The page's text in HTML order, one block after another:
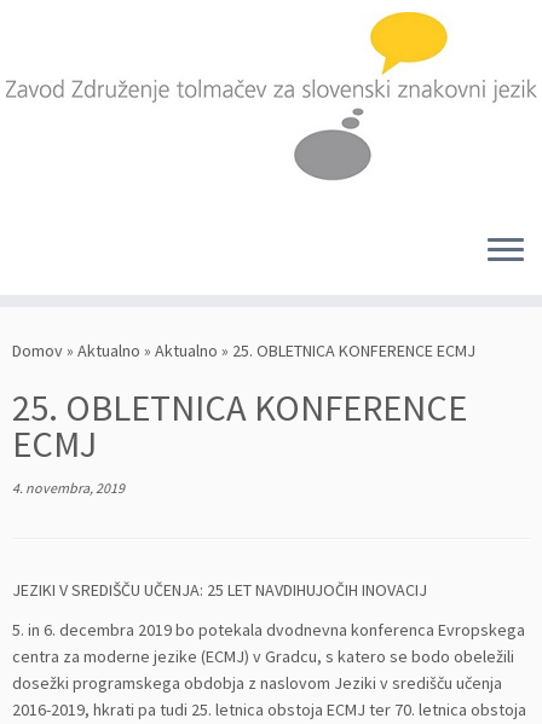
naDomov» Aktualno » Aktualno » 25. OBLETNICA KONFERENCE ECMJ
25. OBLETNICA KONFERENCE
ECMJ
4. novembra, 2019
JEZIKI V SREDIŠČU UČENJA: 25 LET NAVDIHUJOČIH INOVACIJ
5. in 6. decembra 2019 bo potekala dvodnevna konferenca Evropskega
centra za moderne jezike (ECMJ) v Gradcu, s katero se bodo obeležili
dosežki programskega obdobja z naslovom Jeziki v središču učenja
2016-2019, hkrati pa tudi 25. letnica obstoja ECMJ ter 70. letnica obstoja